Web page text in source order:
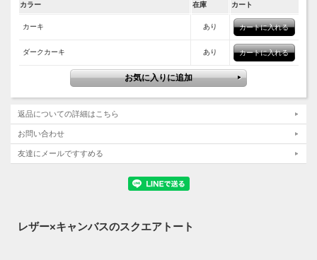
カラー 在庫 カート
カーキ あり
ダークカーキ あり
返品についての詳細はこちら
お問い合わせ
友達にメールですすめる
レザー×キャンバスのスクエアトート